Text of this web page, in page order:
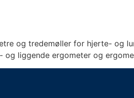
og tredemøller for hjerte- og
liggende ergometer og